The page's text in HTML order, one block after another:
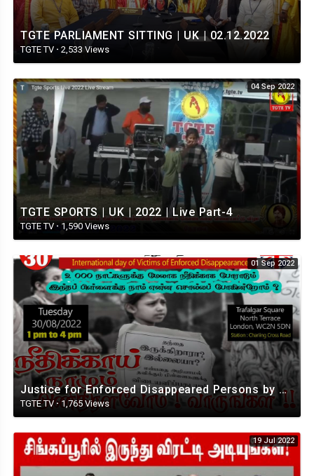
TGTE PARLIAMENT SITTING | UK | 02.12.2022
TGTE TV · 2,533 Views
04 Sep 2022
TGTE SPORTS | UK | 2022 | Live Part-4
TGTE TV · 1,590 Views
01 Sep 2022
Justice for Enforced Disappeared Persons by State Apparatus I UK Tamils Protest I TGTE
TGTE TV ·1,765 Views
19 Jul 2022